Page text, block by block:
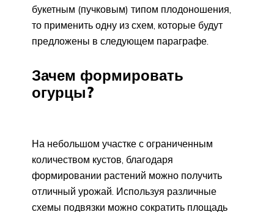
букетным (пучковым) типом плодоношения,
то применить одну из схем, которые будут
предложены в следующем параграфе.
Зачем формировать
огурцы?
На небольшом участке с ограниченным
количеством кустов, благодаря
формировании растений можно получить
отличный урожай. Используя различные
схемы подвязки можно сократить площадь